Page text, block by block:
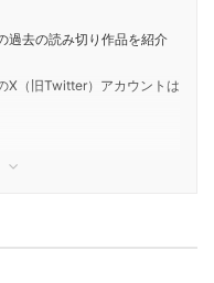
過去の読み切り作品を紹介
X（旧Twitter）アカウントは